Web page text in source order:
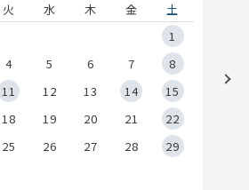
火 水 木 金
土
1
4 5 6 7
8
11 12 13 14
15
18 19 20 21
22
25 26 27 28
29